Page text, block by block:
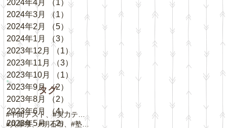
2024年4月
（1） 1件の記事
2024年3月
（1）
1件の記事
2024年2月
（5） 5件の記事
2024年1月
（3）
3件の記事
2023年12月
（1）1件の記事
2023年11月 （3）
2023年10月
（1）
1件の記事
2023年9月 （2）
2023年8月
（2）
2023年6月
（4）4件の記事
2023年5月 （2）
2件の記事
タグ